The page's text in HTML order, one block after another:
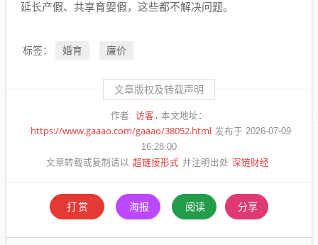
延长产假、共享育婴假，这些都不解决问题。
标签： 婚育 廉价
文章版权及转载声明
作者: 访客 本文地址：
https://www.gaaao.com/gaaao/38052.html 发布于 2026-07-09
16:28:00
文章转载或复制请以 超链接形式 并注明出处 深链财经
打赏 海报 阅读 分享